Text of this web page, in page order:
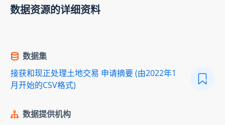
数据资源的详细资料
数据集
接获和现正处理土地交易 申请摘要 (由2022年1
月开始的CSV格式)
数据提供机构